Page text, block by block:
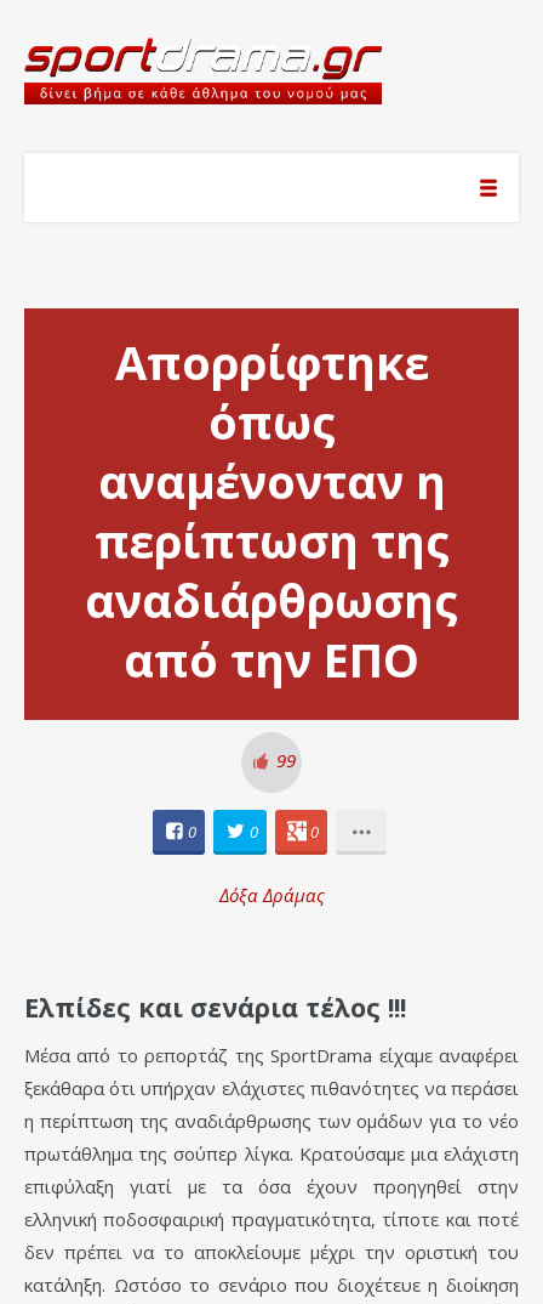
Απορρίφτηκε
όπως
αναμένονταν η
περίπτωση της
αναδιάρθρωσης
από την ΕΠΟ
99
0 0 0
Δόξα Δράμας
Ελπίδες και σενάρια τέλος !!!
Μέσα από το ρεπορτάζ της SportDrama είχαμε αναφέρει
ξεκάθαρα ότι υπήρχαν ελάχιστες πιθανότητες να περάσει
η περίπτωση της αναδιάρθρωσης των ομάδων για το νέο
πρωτάθλημα της σούπερ λίγκα. Κρατούσαμε μια ελάχιστη
επιφύλαξη γιατί με τα όσα έχουν προηγηθεί στην
ελληνική ποδοσφαιρική πραγματικότητα, τίποτε και ποτέ
δεν πρέπει να το αποκλείουμε μέχρι την οριστική του
κατάληξη. Ωστόσο το σενάριο που διοχέτευε η διοίκηση